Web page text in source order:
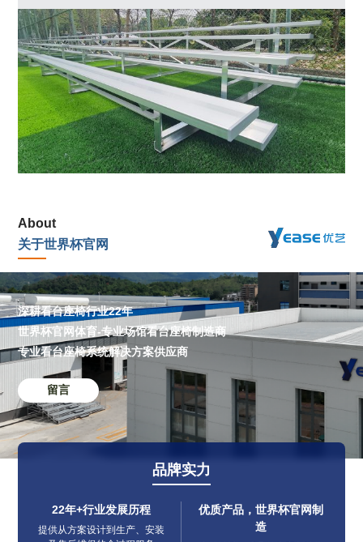
About
关于世界杯官网
深耕看台座椅行业22年
世界杯官网体育-专业场馆看台座椅制造商
专业看台座椅系统解决方案供应商
留言
品牌实力
22年+行业发展历程
提供从方案设计到生产、安装
优质产品，世界杯官网制
造